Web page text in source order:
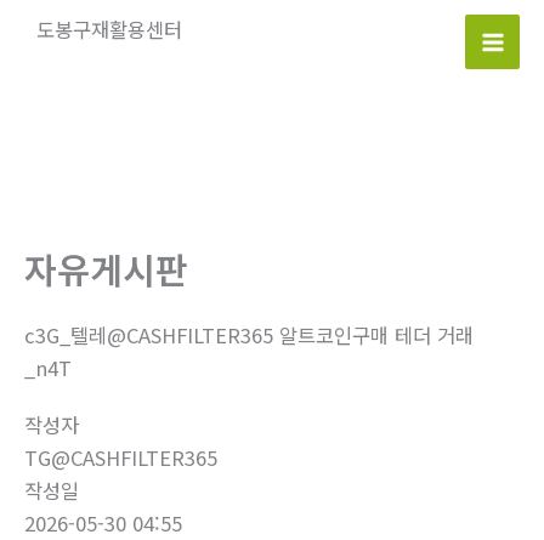
도봉구재활용센터
Main
자유게시판
c3G_텔레@CASHFILTER365 알트코인구매 테더 거래
_n4T
작성자
TG@CASHFILTER365
작성일
2026-05-30 04:55